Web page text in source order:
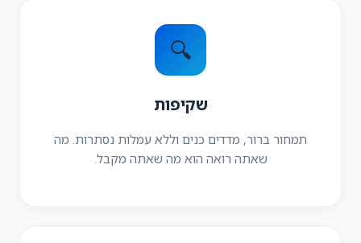
🔍
שקיפות
תמחור ברור, מדדים כנים וללא עמלות נסתרות. מה
שאתה רואה הוא מה שאתה מקבל.